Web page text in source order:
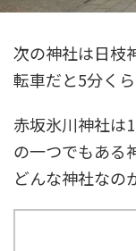
次の神社は日枝
転車だと5分くら
赤坂氷川神社は
の一つでもある
どんな神社なの